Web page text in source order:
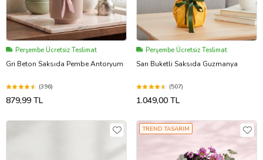
Perşembe Ücretsiz Teslimat
Gri Beton Saksıda Pembe Antoryum
(396)
879,99 TL
Perşembe Ücretsiz Teslimat
Sarı Buketli Saksıda Guzmanya
(507)
1.049,00 TL
TREND TASARIM